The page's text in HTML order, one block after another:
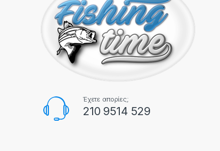
Έχετε απορίες;
210 9514 529